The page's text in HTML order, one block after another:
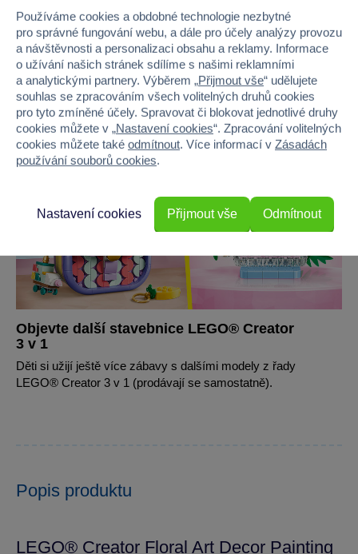
Objevte další stavebnice LEGO® Creator
3 v 1
Děti si užijí ještě více zábavy s dalšími modely z řady
LEGO® Creator 3 v 1 (prodávají se samostatně).
Popis produktu
LEGO® Creator Floral Art Decor Painting
Používáme cookies a obdobné technologie nezbytné
pro správné fungování webu, a dále pro účely analýzy provozu
a návštěvnosti a personalizaci obsahu a reklamy. Informace
o užívání našich stránek sdílíme s našimi reklamními
a analytickými partnery. Výběrem „Přijmout vše“ udělujete
souhlas se zpracováním všech volitelných druhů cookies
pro tyto zmíněné účely. Spravovat či blokovat jednotlivé druhy
cookies můžete v „Nastavení cookies“. Zpracování volitelných
cookies můžete také odmítnout. Více informací v Zásadách
používání souborů cookies.
Odmítnout
Nastavení cookies Přijmout vše